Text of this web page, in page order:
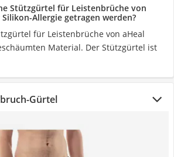
Stützgürtel für Leistenbrüche von
Allergie getragen werden?
für Leistenbrüche von aHeal
Material. Der Stützgürtel ist
Gürtel